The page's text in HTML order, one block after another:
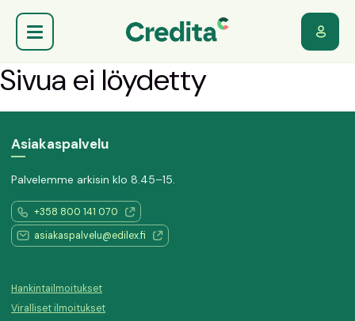
Sivua ei löydetty
Asiakaspalvelu
Palvelemme arkisin klo 8.45–15.
+358 800 141 070
asiakaspalvelu@edilex.fi
Hankintailmoitukset
Viralliset ilmoitukset